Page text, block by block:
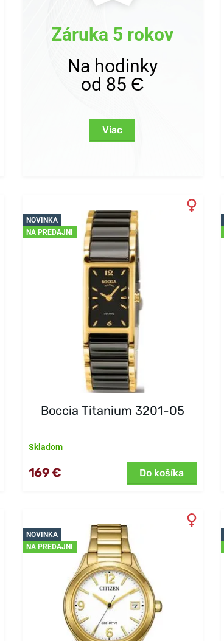
Záruka 5 rokov
Na hodinky
od 85 Є
Viac
NOVINKA
NA PREDAJNI
Boccia Titanium 3201-05
Skladom
169 € Do košíka
NOVINKA
NA PREDAJNI